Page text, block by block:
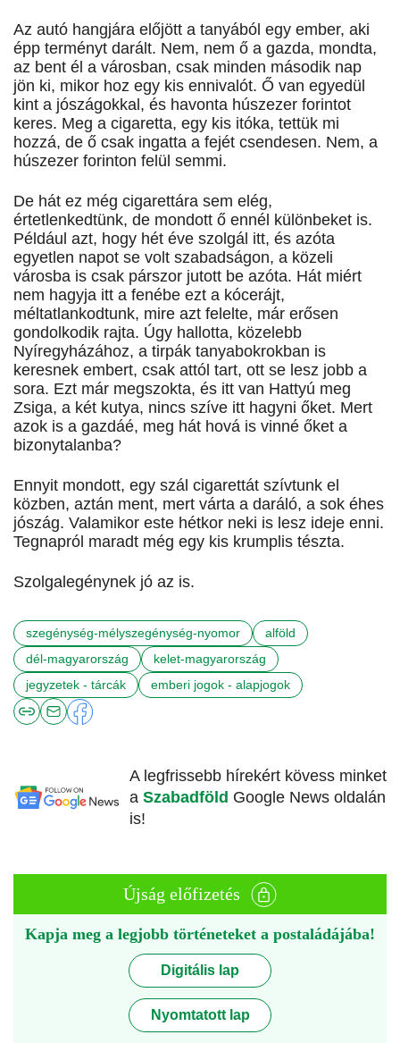
Az autó hangjára előjött a tanyából egy ember, aki
épp terményt darált. Nem, nem ő a gazda, mondta,
az bent él a városban, csak minden második nap
jön ki, mikor hoz egy kis ennivalót. Ő van egyedül
kint a jószágokkal, és havonta húszezer forintot
keres. Meg a cigaretta, egy kis itóka, tettük mi
hozzá, de ő csak ingatta a fejét csendesen. Nem, a
húszezer forinton felül semmi.
De hát ez még cigarettára sem elég,
értetlenkedtünk, de mondott ő ennél különbeket is.
Például azt, hogy hét éve szolgál itt, és azóta
egyetlen napot se volt szabadságon, a közeli
városba is csak párszor jutott be azóta. Hát miért
nem hagyja itt a fenébe ezt a kócerájt,
méltatlankodtunk, mire azt felelte, már erősen
gondolkodik rajta. Úgy hallotta, közelebb
Nyíregyházához, a tirpák tanyabokrokban is
keresnek embert, csak attól tart, ott se lesz jobb a
sora. Ezt már megszokta, és itt van Hattyú meg
Zsiga, a két kutya, nincs szíve itt hagyni őket. Mert
azok is a gazdáé, meg hát hová is vinné őket a
bizonytalanba?
Ennyit mondott, egy szál cigarettát szívtunk el
közben, aztán ment, mert várta a daráló, a sok éhes
jószág. Valamikor este hétkor neki is lesz ideje enni.
Tegnapról maradt még egy kis krumplis tészta.
Szolgalegénynek jó az is.
szegénység-mélyszegénység-nyomor
alföld
dél-magyarország
kelet-magyarország
jegyzetek - tárcák
emberi jogok - alapjogok
A legfrissebb hírekért kövess minket
a Szabadföld Google News oldalán
is!
Újság előfizetés
Kapja meg a legjobb történeteket a postaládájába!
Digitális lap
Nyomtatott lap